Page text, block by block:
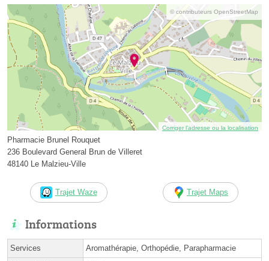
© contributeurs OpenStreetMap
Corriger l’adresse ou la localisation
Pharmacie Brunel Rouquet
236 Boulevard General Brun de Villeret
48140 Le Malzieu-Ville
Trajet Waze Trajet Maps
Informations
Services Aromathérapie, Orthopédie, Parapharmacie